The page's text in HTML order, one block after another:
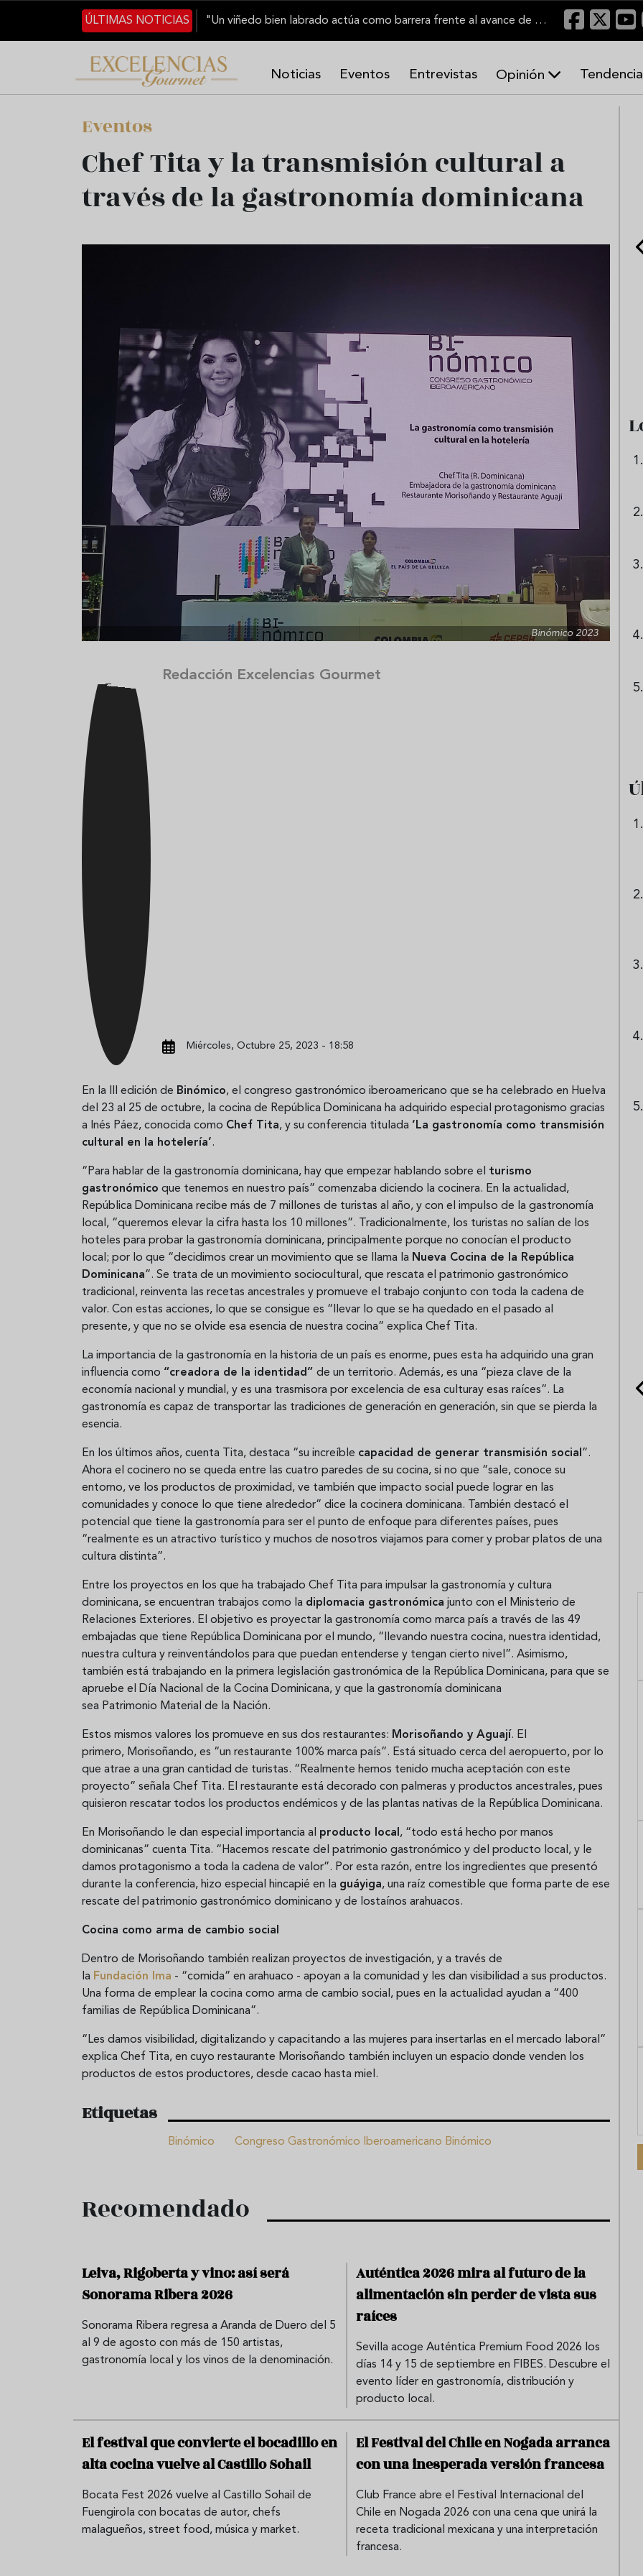
Pasar al contenido principal
ÚLTIMAS NOTICIAS
"Un viñedo bien labrado actúa como barrera frente al avance de las llamas"
Noticias Eventos Entrevistas Opinión
n
í
a
Eventos
Chef Tita y la transmisión cultural a
través de la gastronomía dominicana
Binómico 2023
Redacción Excelencias Gourmet
Miércoles, Octubre 25, 2023 - 18:58
En la III edición de Binómico, el congreso gastronómico iberoamericano que se ha celebrado en Huelva
del 23 al 25 de octubre, la cocina de República Dominicana ha adquirido especial protagonismo gracias
a Inés Páez, conocida como Chef Tita, y su conferencia titulada ‘La gastronomía como transmisión
cultural en la hotelería’ .
“Para hablar de la gastronomía dominicana, hay que empezar hablando sobre el turismo
gastronómico que tenemos en nuestro país” comenzaba diciendo la cocinera. En la actualidad,
República Dominicana recibe más de 7 millones de turistas al año, y con el impulso de la gastronomía
local, “queremos elevar la cifra hasta los 10 millones”. Tradicionalmente, los turistas no salían de los
hoteles para probar la gastronomía dominicana, principalmente porque no conocían el producto
local; por lo que “decidimos crear un movimiento que se llama la Nueva Cocina de la República
Dominicana”. Se trata de un movimiento sociocultural, que rescata el patrimonio gastronómico
tradicional, reinventa las recetas ancestrales y promueve el trabajo conjunto con toda la cadena de
valor. Con estas acciones, lo que se consigue es “llevar lo que se ha quedado en el pasado al
presente, y que no se olvide esa esencia de nuestra cocina” explica Chef Tita.
La importancia de la gastronomía en la historia de un país es enorme, pues esta ha adquirido una gran
influencia como “creadora de la identidad” de un territorio. Además, es una “pieza clave de la
economía nacional y mundial, y es una trasmisora por excelencia de esa culturay esas raíces”. La
gastronomía es capaz de transportar las tradiciones de generación en generación, sin que se pierda la
esencia.
En los últimos años, cuenta Tita, destaca “su increíble capacidad de generar transmisión social ”.
Ahora el cocinero no se queda entre las cuatro paredes de su cocina, si no que “sale, conoce su
entorno, ve los productos de proximidad, ve también que impacto social puede lograr en las
comunidades y conoce lo que tiene alrededor” dice la cocinera dominicana. También destacó el
potencial que tiene la gastronomía para ser el punto de enfoque para diferentes países, pues
“realmente es un atractivo turístico y muchos de nosotros viajamos para comer y probar platos de una
cultura distinta”.
Entre los proyectos en los que ha trabajado Chef Tita para impulsar la gastronomía y cultura
dominicana, se encuentran trabajos como la diplomacia gastronómica junto con el Ministerio de
Relaciones Exteriores. El objetivo es proyectar la gastronomía como marca país a través de las 49
embajadas que tiene República Dominicana por el mundo, “llevando nuestra cocina, nuestra identidad,
nuestra cultura y reinventándolos para que puedan entenderse y tengan cierto nivel”. Asimismo,
también está trabajando en la primera legislación gastronómica de la República Dominicana, para que se
apruebe el Día Nacional de la Cocina Dominicana, y que la gastronomía dominicana
sea Patrimonio Material de la Nación.
Estos mismos valores los promueve en sus dos restaurantes: Morisoñando y Aguají. El
primero, Morisoñando, es “un restaurante 100% marca país”. Está situado cerca del aeropuerto, por lo
que atrae a una gran cantidad de turistas. “Realmente hemos tenido mucha aceptación con este
proyecto” señala Chef Tita. El restaurante está decorado con palmeras y productos ancestrales, pues
quisieron rescatar todos los productos endémicos y de las plantas nativas de la República Dominicana.
En Morisoñando le dan especial importancia al producto local , “todo está hecho por manos
dominicanas” cuenta Tita. “Hacemos rescate del patrimonio gastronómico y del producto local, y le
damos protagonismo a toda la cadena de valor”. Por esta razón, entre los ingredientes que presentó
durante la conferencia, hizo especial hincapié en la guáyiga, una raíz comestible que forma parte de ese
rescate del patrimonio gastronómico dominicano y de lostaínos arahuacos.
Cocina como arma de cambio social
Dentro de Morisoñando también realizan proyectos de investigación, y a través de
la Fundación Ima - “comida” en arahuaco - apoyan a la comunidad y les dan visibilidad a sus productos.
Una forma de emplear la cocina como arma de cambio social, pues en la actualidad ayudan a “400
familias de República Dominicana”.
“Les damos visibilidad, digitalizando y capacitando a las mujeres para insertarlas en el mercado laboral”
explica Chef Tita, en cuyo restaurante Morisoñando también incluyen un espacio donde venden los
productos de estos productores, desde cacao hasta miel.
Etiquetas
Binómico Congreso Gastronómico Iberoamericano Binómico
Recomendado
Leiva, Rigoberta y vino: así será
Sonorama Ribera 2026
Sonorama Ribera regresa a Aranda de Duero del 5
al 9 de agosto con más de 150 artistas,
gastronomía local y los vinos de la denominación.
Auténtica 2026 mira al futuro de la
alimentación sin perder de vista sus
raíces
Sevilla acoge Auténtica Premium Food 2026 los
días 14 y 15 de septiembre en FIBES. Descubre el
evento líder en gastronomía, distribución y
producto local.
El festival que convierte el bocadillo en
alta cocina vuelve al Castillo Sohail
Bocata Fest 2026 vuelve al Castillo Sohail de
Fuengirola con bocatas de autor, chefs
malagueños, street food, música y market.
El Festival del Chile en Nogada arranca
con una inesperada versión francesa
Club France abre el Festival Internacional del
Chile en Nogada 2026 con una cena que unirá la
receta tradicional mexicana y una interpretación
francesa.
Aceitunas: el aperitivo estrella
Sopa fría de sandía: el plato
que querrás repetir todo el
verano
Cinco cremas frías de verduras
que querrás repetir todo agosto